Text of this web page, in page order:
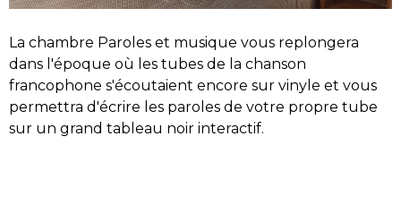
La chambre Paroles et musique vous replongera
dans l'époque où les tubes de la chanson
francophone s'écoutaient encore sur vinyle et vous
permettra d'écrire les paroles de votre propre tube
sur un grand tableau noir interactif.